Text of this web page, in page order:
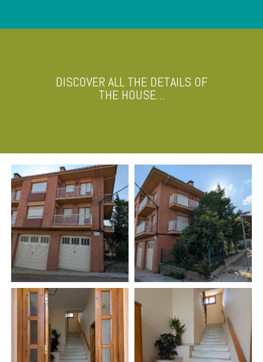
DISCOVER ALL THE DETAILS OF
THE HOUSE...